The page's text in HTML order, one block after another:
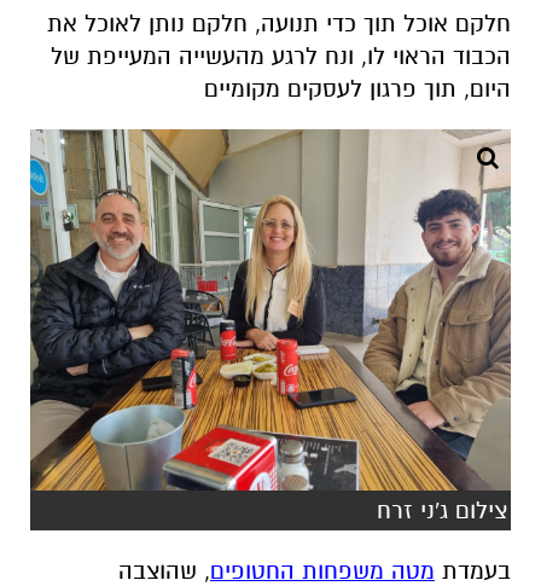
חלקם אוכל תוך כדי תנועה, חלקם נותן לאוכל את
הכבוד הראוי לו, ונח לרגע מהעשייה המעייפת של
היום, תוך פרגון לעסקים מקומיים
צילום ג'ני זרח
בעמדת מטה משפחות החטופים, שהוצבה